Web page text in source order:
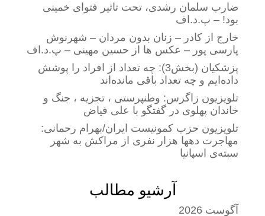
ضارب سلمان رشدی، تحت تاثیر فتوای خمینی
بود! – پ.د.اف
خارج از کادر – زنان بدون مردان – شهرنوش
پارسی پور – عکس ها از حسین مهینی – پ.د.اف
پزشکیان (بخش3): چه تعداد از افراد را پوشش
داده‌ایم و چه تعداد باقی مانده‌اند
تلویزیون زاگرس: وطنپرستی ، تجزیه ، جنگ و
خاندان پهلوی در گفتگو با علی فیاض
تلویزیون حزب کمونیست ایران/بهرام رحمانی:
مهاجرت دهها هزار نفری از مراکش به شهر
سبته‌ی اسپانیا
آرشیو مطالب
آگوست 2026